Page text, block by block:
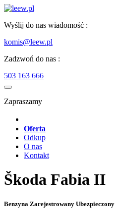
Wyślij do nas wiadomość :
komis@leew.pl
Zadzwoń do nas :
503 163 666
Zapraszamy
Oferta
Odkup
O nas
Kontakt
Škoda Fabia II
Benzyna Zarejestrowany Ubezpieczony